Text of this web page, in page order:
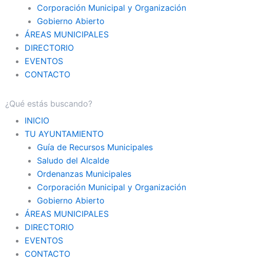
Corporación Municipal y Organización
Gobierno Abierto
ÁREAS MUNICIPALES
DIRECTORIO
EVENTOS
CONTACTO
INICIO
TU AYUNTAMIENTO
Guía de Recursos Municipales
Saludo del Alcalde
Ordenanzas Municipales
Corporación Municipal y Organización
Gobierno Abierto
ÁREAS MUNICIPALES
DIRECTORIO
EVENTOS
CONTACTO